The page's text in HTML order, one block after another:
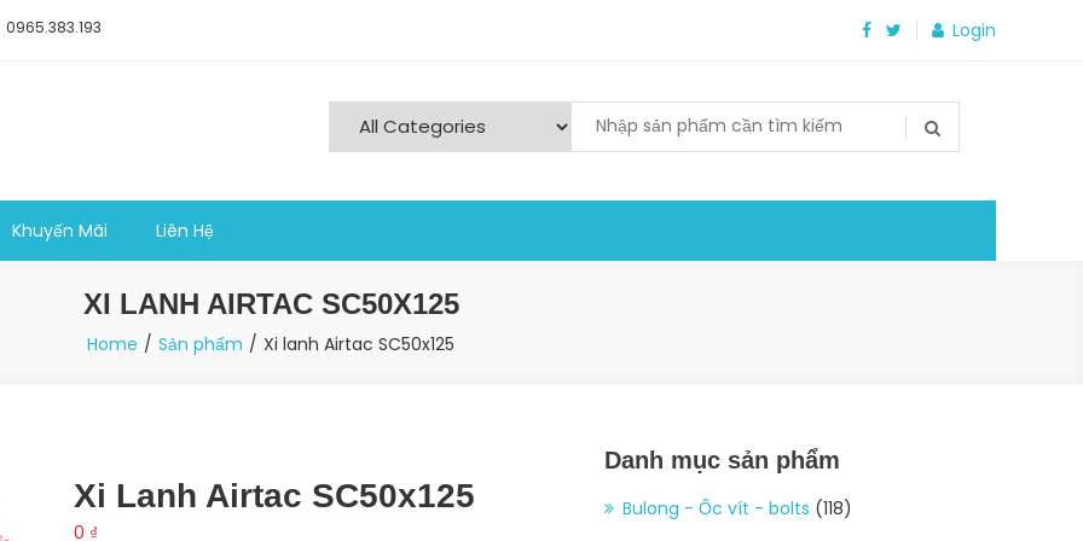
0965.383.193 Login
Khuyến Mãi Liên Hệ
XI LANH AIRTAC SC50X125
Home Sản phẩm Xi lanh Airtac SC50x125
Xi Lanh Airtac SC50x125
0 ₫
Danh mục sản phẩm
Bulong - Ốc vít - bolts (118)